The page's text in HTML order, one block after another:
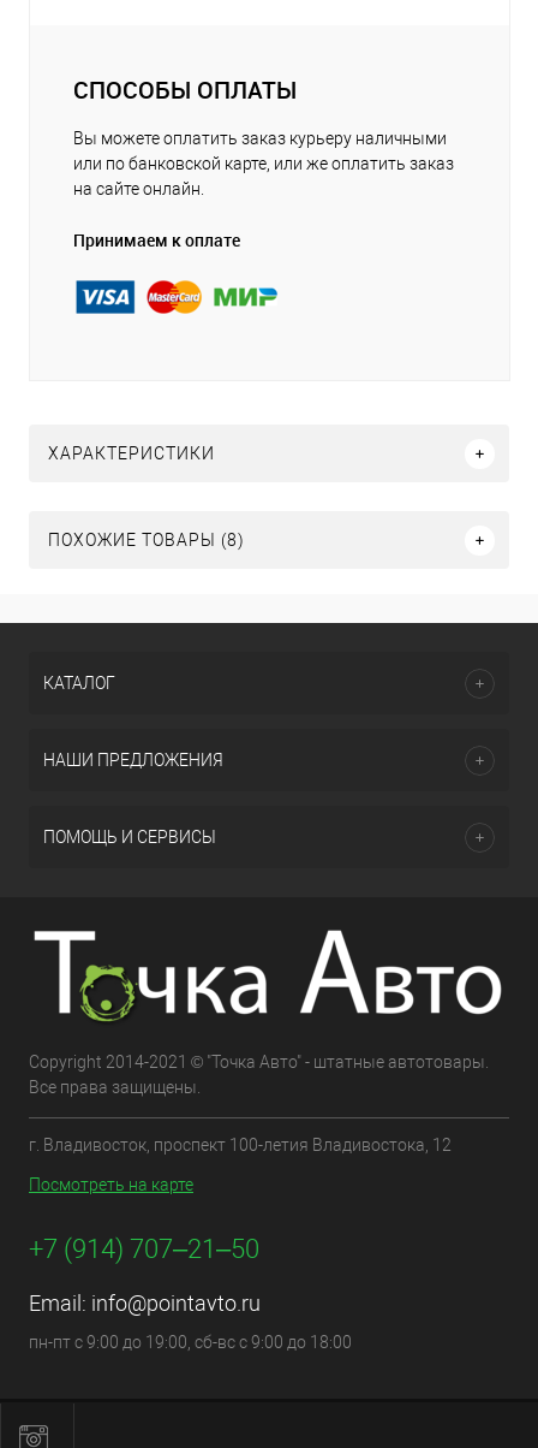
СПОСОБЫ ОПЛАТЫ
Вы можете оплатить заказ курьеру наличными
или по банковской карте, или же оплатить заказ
на сайте онлайн.
Принимаем к оплате
ХАРАКТЕРИСТИКИ
ПОХОЖИЕ ТОВАРЫ (8)
КАТАЛОГ
НАШИ ПРЕДЛОЖЕНИЯ
ПОМОЩЬ И СЕРВИСЫ
Copyright 2014-2021 © "Точка Авто" - штатные автотовары.
Все права защищены.
г. Владивосток, проспект 100-летия Владивостока, 12
Посмотреть на карте
+7 (914) 707‒21‒50
Email: info@pointavto.ru
пн-пт с 9:00 до 19:00, сб-вс с 9:00 до 18:00